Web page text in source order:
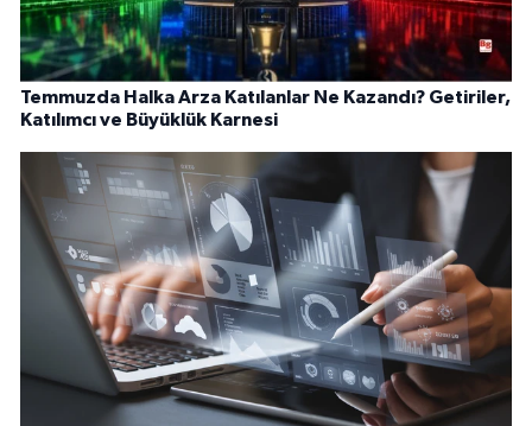
Temmuzda Halka Arza Katılanlar Ne Kazandı? Getiriler,
Katılımcı ve Büyüklük Karnesi